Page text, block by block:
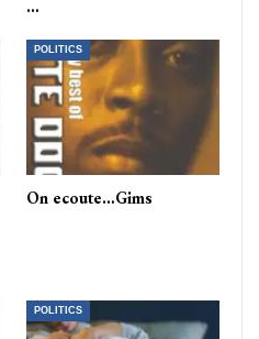
…
POLITICS
On ecoute…Gims
POLITICS